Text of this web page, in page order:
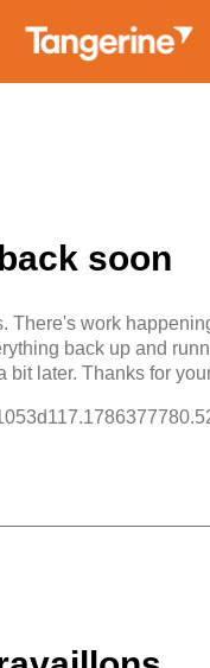
soon
There's work
back up and
bit later. Thanks for